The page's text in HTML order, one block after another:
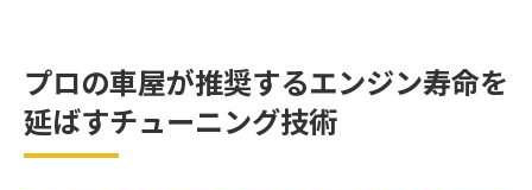
プロの車屋が推奨するエンジン寿命を
延ばすチューニング技術